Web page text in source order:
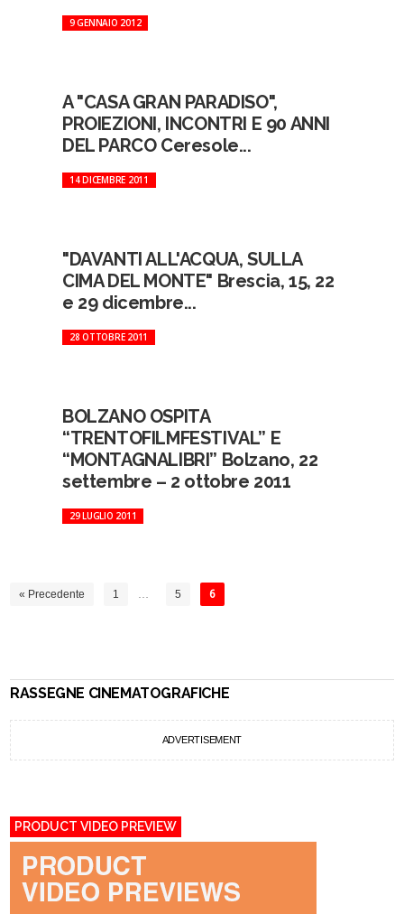
9 GENNAIO 2012
A "CASA GRAN PARADISO",
PROIEZIONI, INCONTRI E 90 ANNI
DEL PARCO Ceresole...
14 DICEMBRE 2011
"DAVANTI ALL'ACQUA, SULLA
CIMA DEL MONTE" Brescia, 15, 22
e 29 dicembre...
28 OTTOBRE 2011
BOLZANO OSPITA
“TRENTOFILMFESTIVAL” E
“MONTAGNALIBRI” Bolzano, 22
settembre – 2 ottobre 2011
29 LUGLIO 2011
« Precedente 1 … 5 6
RASSEGNE CINEMATOGRAFICHE
ADVERTISEMENT
PRODUCT VIDEO PREVIEW